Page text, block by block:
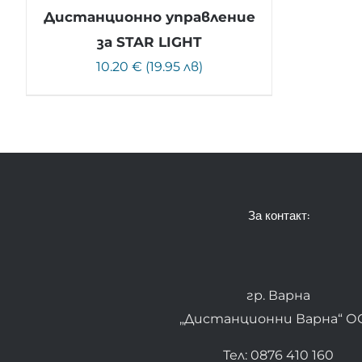
Дистанционно управление
за STAR LIGHT
10.20 € (19.95 лв)
За контакт:
гр. Варна
„Дистанционни Варна“
Тел: 0876 410 160